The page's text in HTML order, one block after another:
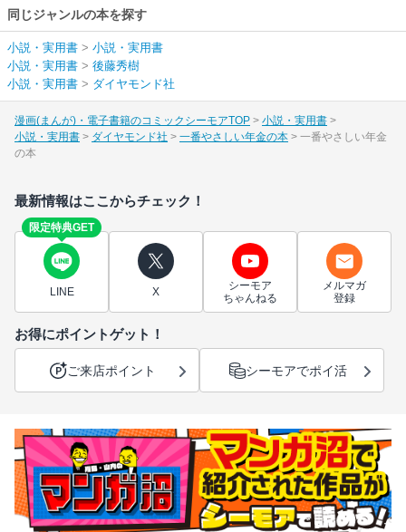
同じジャンルの本を探す
小説・実用書 > 小説・実用書
小説・実用書 > 後藤秀樹
小説・実用書 > ダイヤモンド社
漫画(まんが)・電子書籍のコミックシーモアTOP
小説・実用書
小説・実用書
ダイヤモンド社 一番やさしい年金の本
一番やさしい年金
の本
最新情報はここからチェック！
限定特典GET
LINE X
シーモア
ちゃんねる
メルマガ
登録
お得にポイントゲット！
ご来店ポイント シーモアでポイ活